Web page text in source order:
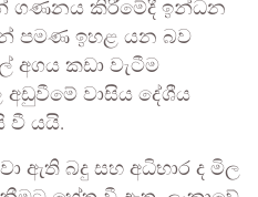
ගණනය කිරීමේදී ඉන්ධන
පමණ ඉහළ යන බව
අගය කඩා වැටීම
වාසිය දේශීය
වී යයි.
ඇති බදු සහ අධිභාර ද මිල